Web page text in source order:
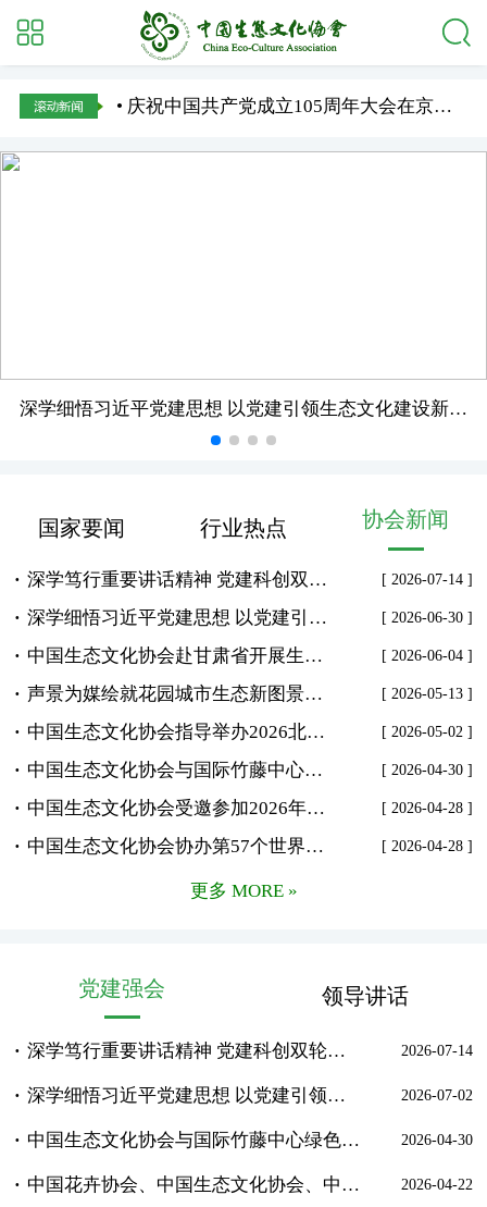
• 庆祝中国共产党成立105周年大会在京隆重举行
深学细悟习近平党建思想 以党建引领生态文化建设新征程——中国生态文化协会召开专题会议庆祝中国共产党成立105周年
国家要闻 行业热点 协会新闻
深学笃行重要讲话精神 党建科创双轮驱动 谱写生态文化高质量发展新篇章——中国生态文化协会召开专题会议学习习近平总书记近期重要讲话 [ 2026-07-14 ]
深学细悟习近平党建思想 以党建引领生态文化建设新征程——中国生态文化协会召开专题会议庆祝中国共产党成立105周年 [ 2026-06-30 ]
中国生态文化协会赴甘肃省开展生态文化走进“三北”工程区和国家公园专题调研 [ 2026-06-04 ]
声景为媒绘就花园城市生态新图景——中国生态文化协会指导举办并参加北京市第三期科学花园日暨园科院2026年院区开放日活动 [ 2026-05-13 ]
中国生态文化协会指导举办2026北京国际花展 [ 2026-05-02 ]
中国生态文化协会与国际竹藤中心绿色所联合党支部开展主题党日和专题党课活动 [ 2026-04-30 ]
中国生态文化协会受邀参加2026年绿桥、绿色长征活动 [ 2026-04-28 ]
中国生态文化协会协办第57个世界地球日嘉年华科普活动 [ 2026-04-28 ]
更多 MORE »
党建强会 领导讲话
深学笃行重要讲话精神 党建科创双轮驱动 谱写生态文化高质量发展新篇章——中国生态文化协会召开专题会议学习习近平总书记近期重要讲话 2026-07-14
深学细悟习近平党建思想 以党建引领生态文化建设新征程——中国生态文化协会召开专题会议庆祝中国共产党成立105周年 2026-07-02
中国生态文化协会与国际竹藤中心绿色所联合党支部开展主题党日和专题党课活动 2026-04-30
中国花卉协会、中国生态文化协会、中国竹产业协会联合开展“党建领航添新绿 花香筑梦启新程”主题党日活动 2026-04-22